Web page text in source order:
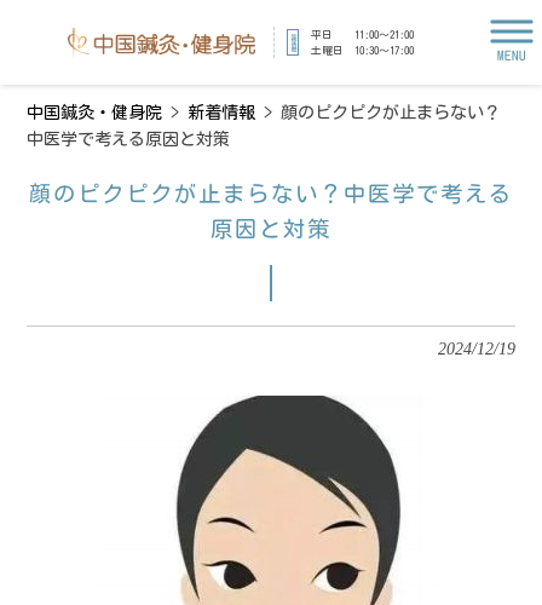
診療時間
平日 11:00～21:00
土曜日 10:30〜17:00
MENU
中国鍼灸・健身院 > 新着情報 >顔のピクピクが止まらない？
中医学で考える原因と対策
顔のピクピクが止まらない？中医学で考える
原因と対策
2024/12/19